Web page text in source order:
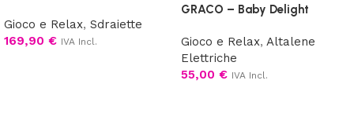
Gioco e Relax, Sdraiette
169,90 € IVA Incl.
GRACO – Baby Delight
Gioco e Relax, Altalene
Elettriche
55,00 € IVA Incl.